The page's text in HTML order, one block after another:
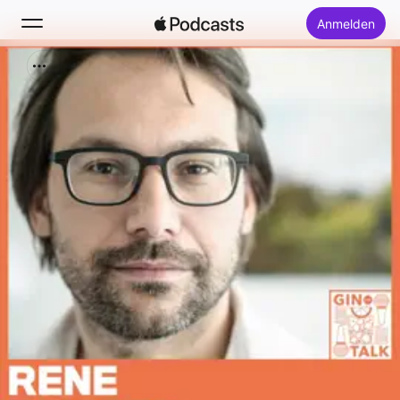
Anmelden
Suchen
Neu
Top-Charts